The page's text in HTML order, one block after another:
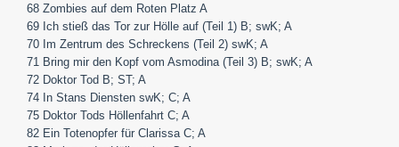
68 Zombies auf dem Roten Platz A
69 Ich stieß das Tor zur Hölle auf (Teil 1) B; swK; A
70 Im Zentrum des Schreckens (Teil 2) swK; A
71 Bring mir den Kopf vom Asmodina (Teil 3) B; swK; A
72 Doktor Tod B; ST; A
74 In Stans Diensten swK; C; A
75 Doktor Tods Höllenfahrt C; A
82 Ein Totenopfer für Clarissa C; A